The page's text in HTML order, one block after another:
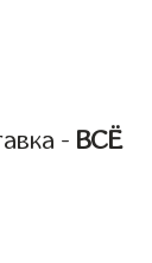
- ВСЁ